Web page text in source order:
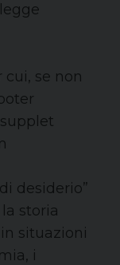
cui, se non
desiderio”
storia
situazioni
i